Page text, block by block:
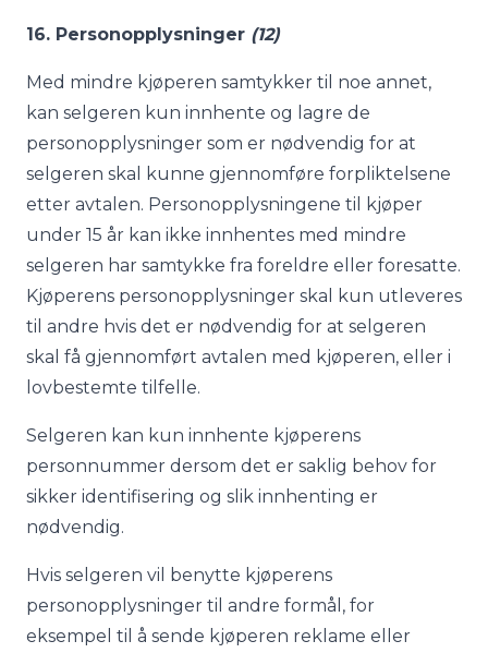
16. Personopplysninger (12)
Med mindre kjøperen samtykker til noe annet,
kan selgeren kun innhente og lagre de
personopplysninger som er nødvendig for at
selgeren skal kunne gjennomføre forpliktelsene
etter avtalen. Personopplysningene til kjøper
under 15 år kan ikke innhentes med mindre
selgeren har samtykke fra foreldre eller foresatte.
Kjøperens personopplysninger skal kun utleveres
til andre hvis det er nødvendig for at selgeren
skal få gjennomført avtalen med kjøperen, eller i
lovbestemte tilfelle.
Selgeren kan kun innhente kjøperens
personnummer dersom det er saklig behov for
sikker identifisering og slik innhenting er
nødvendig.
Hvis selgeren vil benytte kjøperens
personopplysninger til andre formål, for
eksempel til å sende kjøperen reklame eller